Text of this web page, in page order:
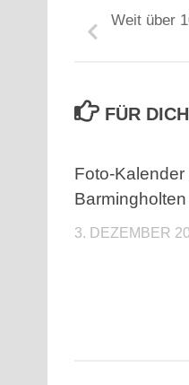
Weit über
FÜR
Foto-
Barmingholten
3. DEZEMBER